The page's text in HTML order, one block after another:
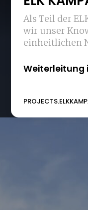
Als Teil der
wir unser
einheitlichen
Weiterleitung